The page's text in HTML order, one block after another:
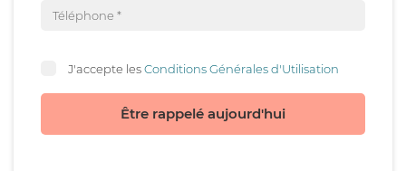
J'accepte lesConditions Générales d'Utilisation
Être rappelé aujourd'hui